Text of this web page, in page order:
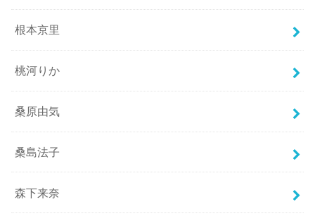
根本京里
桃河りか
桑原由気
桑島法子
森下来奈